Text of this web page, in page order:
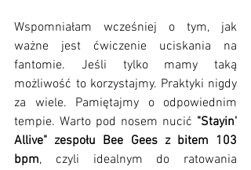
Wspomniałam wcześniej o tym, jak
ważne jest ćwiczenie uciskania na
fantomie. Jeśli tylko mamy taką
możliwość to korzystajmy. Praktyki nigdy
za wiele. Pamiętajmy o odpowiednim
tempie. Warto pod nosem nucić "Stayin'
Allive" zespołu Bee Gees z bitem 103
bpm, czyli idealnym do ratowania